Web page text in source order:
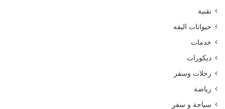
تقنية
حيوانات اليفه
خدمات
ديكورات
رحلات وسفر
رياضة
سياحة و سفر